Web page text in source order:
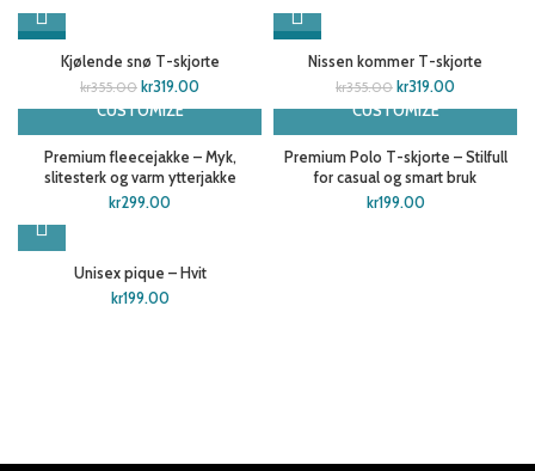
-10%
Kjølende snø T-skjorte
kr355.00 kr319.00
-10%
Nissen kommer T-skjorte
kr355.00 kr319.00
CUSTOMIZE
Premium fleecejakke – Myk,
slitesterk og varm ytterjakke
kr299.00
CUSTOMIZE
Premium Polo T-skjorte – Stilfull
for casual og smart bruk
kr199.00
Unisex pique – Hvit
kr199.00